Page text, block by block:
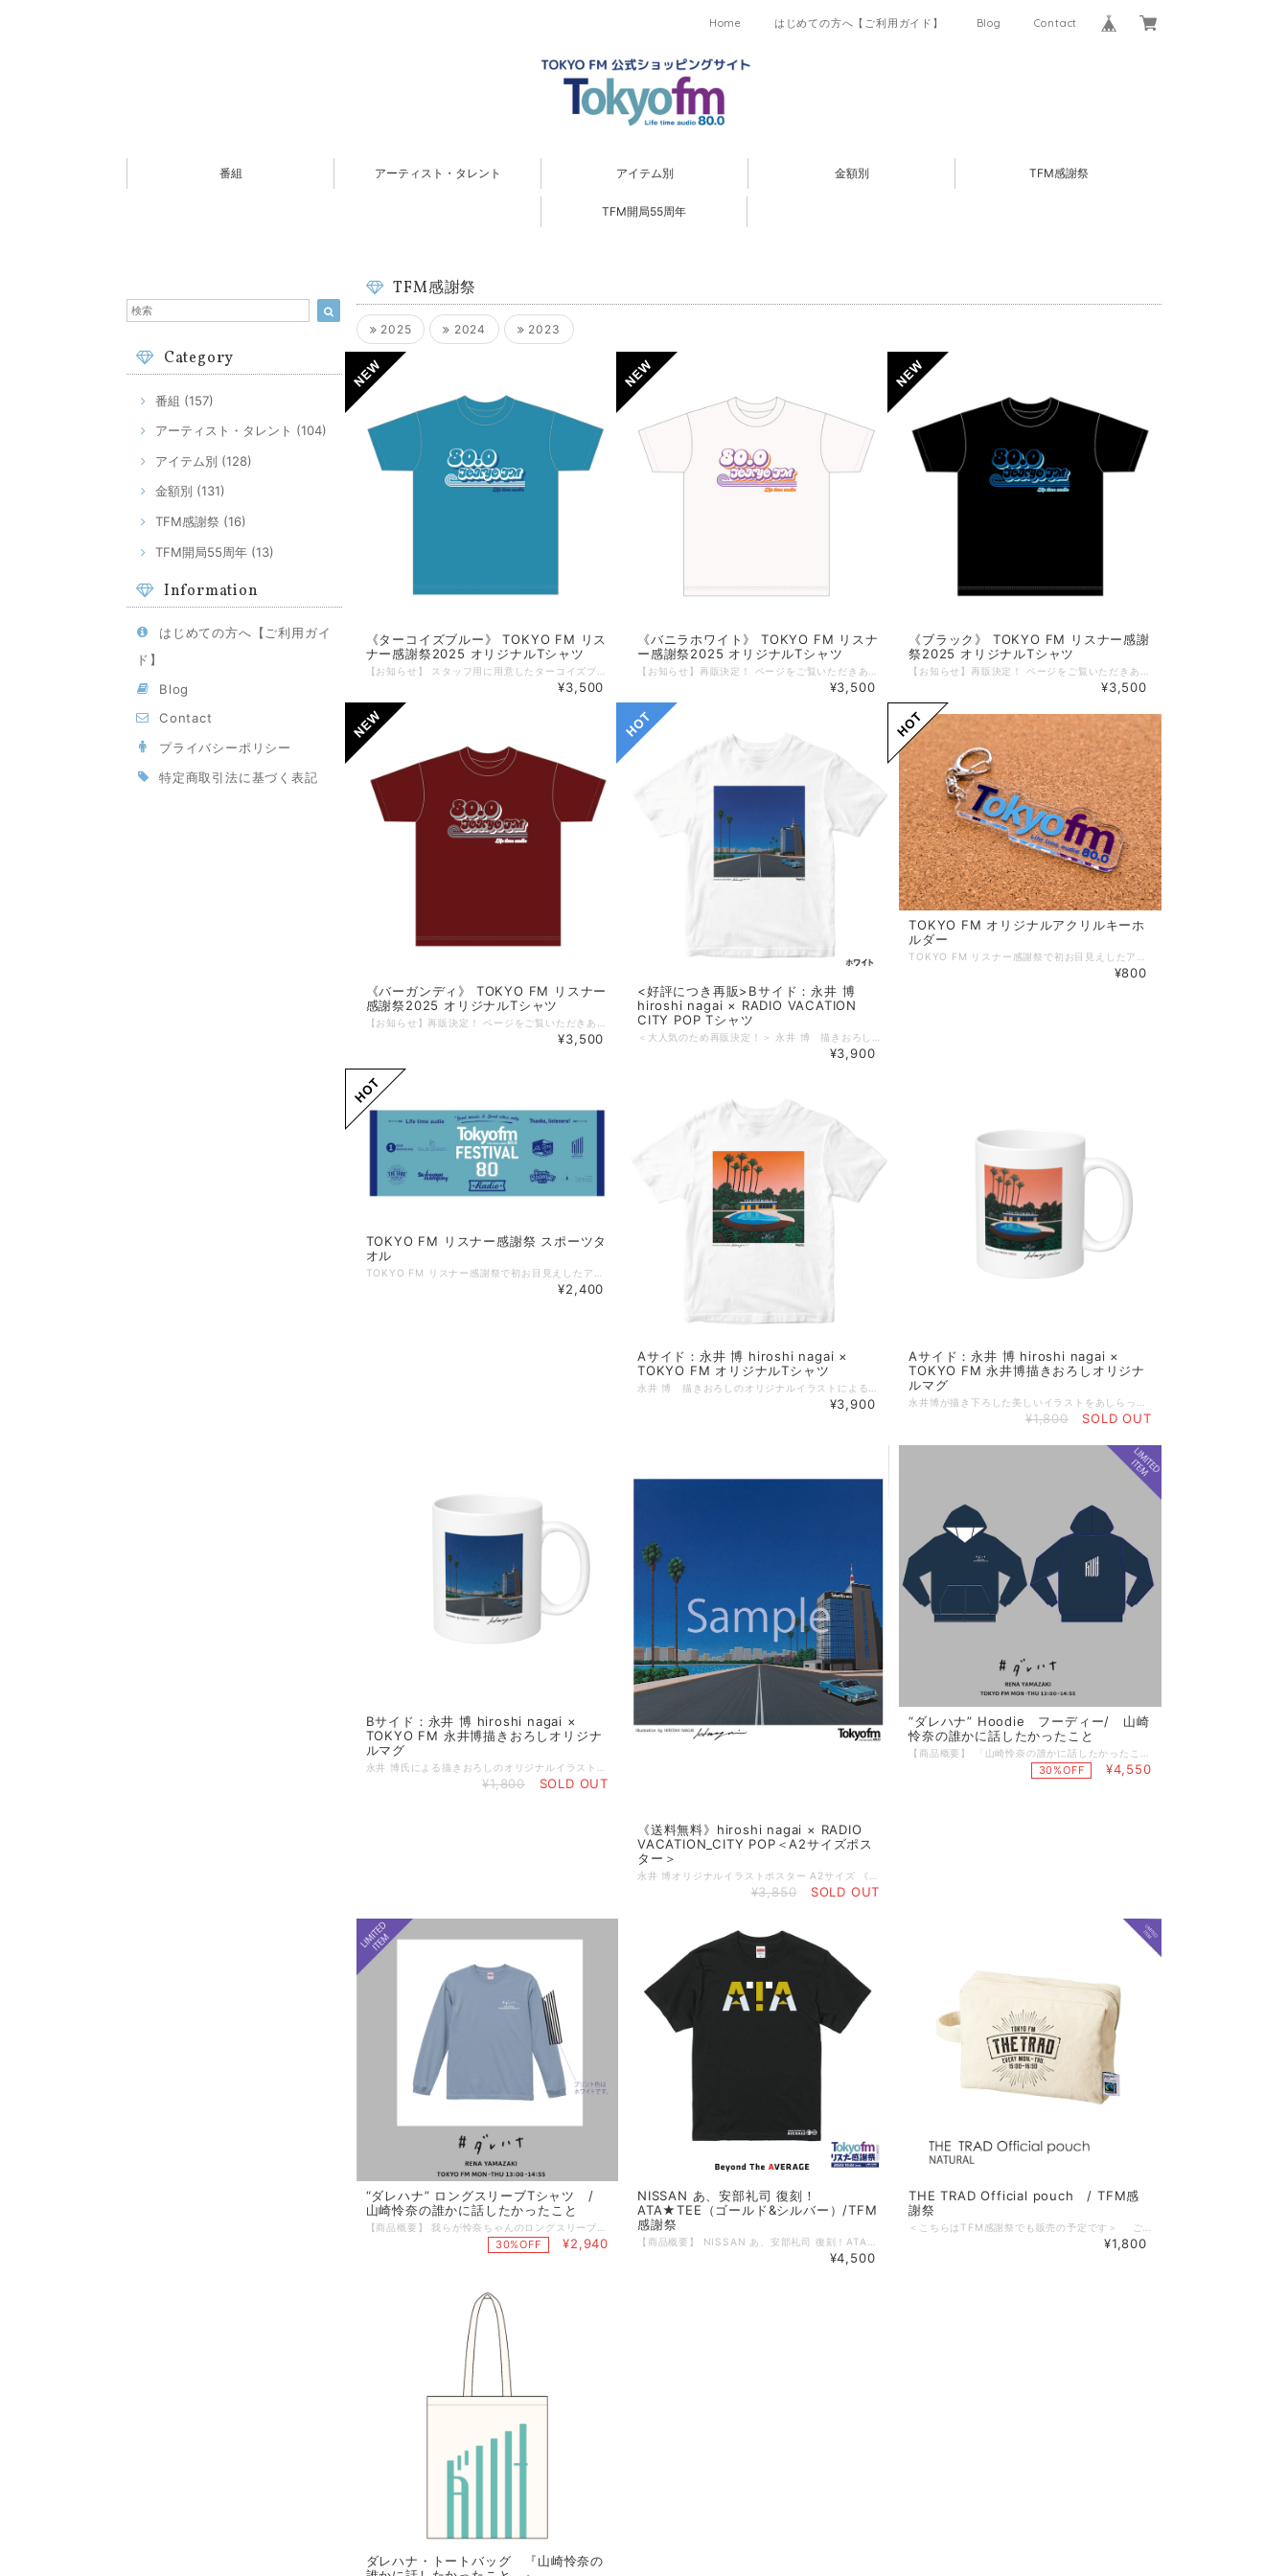
Home はじめての方へ【ご利用ガイド】 Blog Contact
番組 アーティスト・タレント アイテム別 金額別 TFM感謝祭
TFM開局55周年
Category
番組 (157)
アーティスト・タレント (104)
アイテム別 (128)
金額別 (131)
TFM感謝祭 (16)
TFM開局55周年 (13)
Information
はじめての方へ【ご利用ガイ
ド】
Blog
Contact
プライバシーポリシー
特定商取引法に基づく表記
TFM感謝祭
2025 2024 2023
《ターコイズブルー》 TOKYO FM リス
ナー感謝祭2025 オリジナルTシャツ
¥3,500
《バニラホワイト》 TOKYO FM リスナ
ー感謝祭2025 オリジナルTシャツ
¥3,500
《ブラック》 TOKYO FM リスナー感謝
祭2025 オリジナルTシャツ
¥3,500
《バーガンディ》 TOKYO FM リスナー
感謝祭2025 オリジナルTシャツ
¥3,500
<好評につき再販>Bサイド：永井 博
hiroshi nagai × RADIO VACATION
CITY POP Tシャツ
¥3,900
TOKYO FM オリジナルアクリルキーホ
ルダー
¥800
TOKYO FM リスナー感謝祭 スポーツタ
オル
¥2,400
Aサイド：永井 博 hiroshi nagai ×
TOKYO FM オリジナルTシャツ
¥3,900
Aサイド：永井 博 hiroshi nagai ×
TOKYO FM 永井博描きおろしオリジナ
ルマグ
¥1,800 SOLD OUT
Bサイド：永井 博 hiroshi nagai ×
TOKYO FM 永井博描きおろしオリジナ
ルマグ
¥1,800 SOLD OUT
《送料無料》hiroshi nagai × RADIO
VACATION_CITY POP＜A2サイズポス
ター＞
永井 博オリジナルイラストポスター A2サイズ 《送料無料でお求めいただけます》 TOKYO FMのマンスリーキャンペーン『RADIO VACATION_TOKYO CITY POP_』のキャンペーンビジュアルは、今年で発売40周年を迎えた大瀧詠一の名盤『A LONG VACATION』のジャケットで知られるイラストレーターの永井 博氏によるTOKYOFMの社屋をモチーフにした描きおろしです。 オリジナルイラストのポスターはリモートワークのおともに最適です。 素材：半光沢紙 サイズ展開：A2サイズ(420×594mm) お届け予定日：こちらの商品はご予約商品となります。 お届けのご準備ができ次第、メールにてご連絡をいたします。 キャンセルについて こちらの商品は、個々の受注に応じて1枚ずつ制作するオンデマンド制作のため、注文完了後のキャンセルはできません。 注文完了する前に、注文内容に間違いがないか、変更がないかご確認をお願いいたします。
¥3,850 SOLD OUT
“ダレハナ” Hoodie フーディー/ 山崎
怜奈の誰かに話したかったこと
30%OFF ¥4,550
“ダレハナ” ロングスリーブTシャツ /
山崎怜奈の誰かに話したかったこと
30%OFF ¥2,940
NISSAN あ、安部礼司 復刻！
ATA★TEE（ゴールド&シルバー）/TFM
感謝祭
¥4,500
THE TRAD Official pouch / TFM感
謝祭
¥1,800
ダレハナ・トートバッグ 『山崎怜奈の